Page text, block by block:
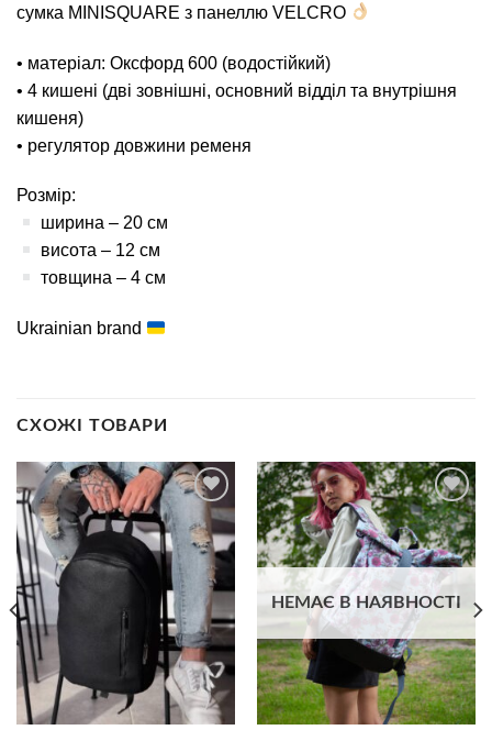
сумка MINISQUARE з панеллю VELCRO
• матеріал: Оксфорд 600 (водостійкий)
• 4 кишені (дві зовнішні, основний відділ та внутрішня
кишеня)
• регулятор довжини ременя
Розмір:
ширина – 20 см
висота – 12 см
товщина – 4 см
Ukrainian brand
СХОЖІ ТОВАРИ
избранное
В
избранное
НЕМАЄ В НАЯВНОСТІ